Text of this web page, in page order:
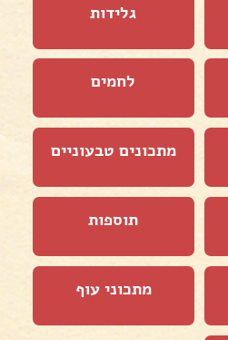
גלידות
לחמים
מתכונים טבעוניים
תוספות
מתכוני עוף